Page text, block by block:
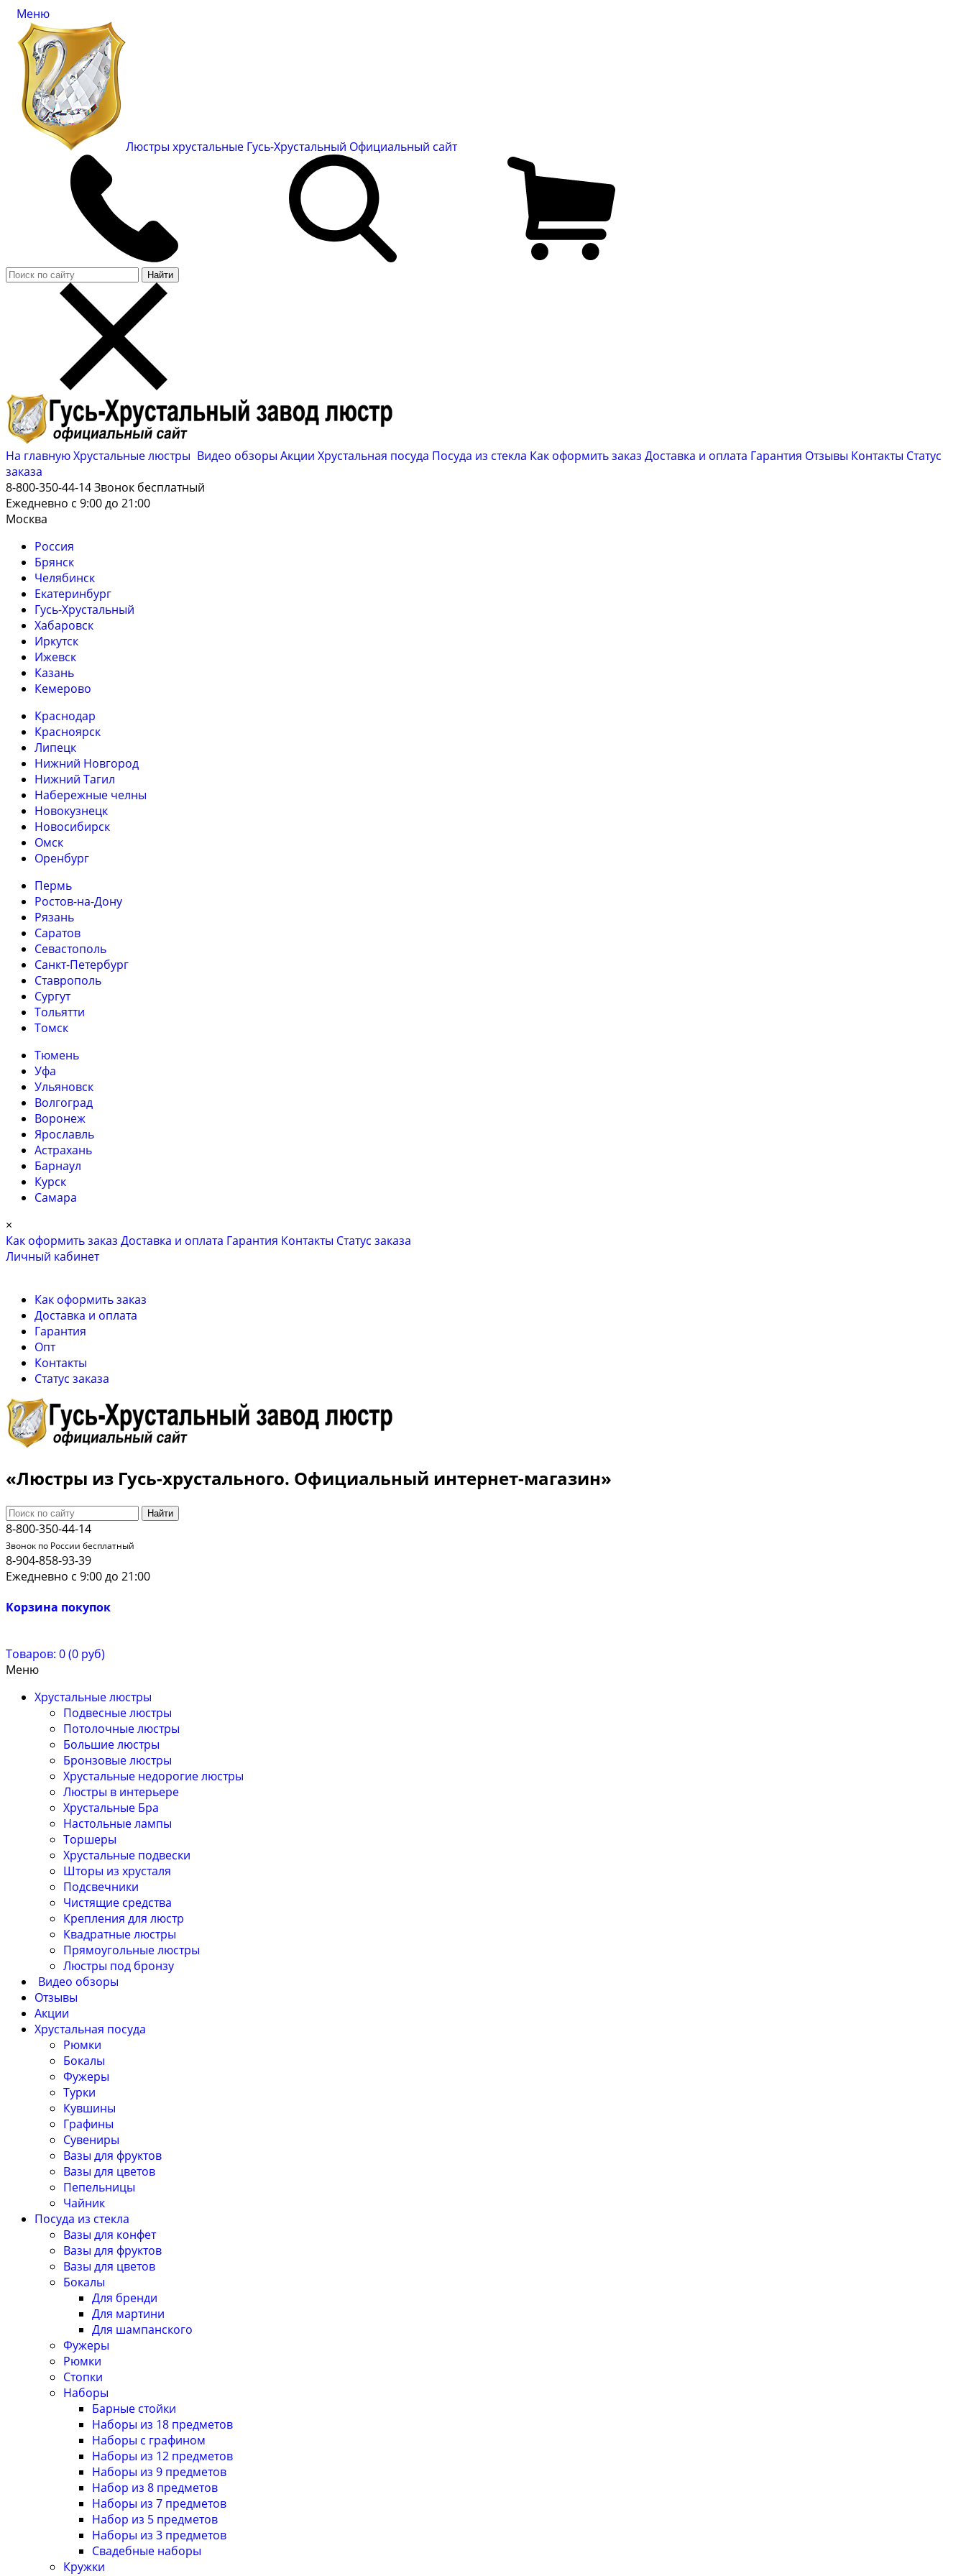
Меню
Люстры хрустальные Гусь-Хрустальный Официальный сайт
Найти
На главнуюХрустальные люстры Видео обзоры Акции Хрустальная посуда Посуда из стекла Как оформить заказ Доставка и оплата Гарантия Отзывы Контакты Cтатус
заказа
8-800-350-44-14Звонок бесплатный
Ежедневно с 9:00 до 21:00
Москва
Россия
Брянск
Челябинск
Екатеринбург
Гусь-Хрустальный
Хабаровск
Иркутск
Ижевск
Казань
Кемерово
Краснодар
Красноярск
Липецк
Нижний Новгород
Нижний Тагил
Набережные челны
Новокузнецк
Новосибирск
Омск
Оренбург
Пермь
Ростов-на-Дону
Рязань
Саратов
Севастополь
Санкт-Петербург
Ставрополь
Сургут
Тольятти
Томск
Тюмень
Уфа
Ульяновск
Волгоград
Воронеж
Ярославль
Астрахань
Барнаул
Курск
Самара
×
Как оформить заказ Доставка и оплата Гарантия Контакты Cтатус заказа
Личный кабинет
Как оформить заказ
Доставка и оплата
Гарантия
Опт
Контакты
Cтатус заказа
«Люстры из Гусь-хрустального. Официальный интернет-магазин»
Найти
8-800-350-44-14
Звонок по России бесплатный
8-904-858-93-39
Ежедневно с 9:00 до 21:00
Корзина покупок
Товаров: 0 (0 руб)
Меню
Хрустальные люстры
Подвесные люстры
Потолочные люстры
Большие люстры
Бронзовые люстры
Хрустальные недорогие люстры
Люстры в интерьере
Хрустальные Бра
Настольные лампы
Торшеры
Хрустальные подвески
Шторы из хрусталя
Подсвечники
Чистящие средства
Крепления для люстр
Квадратные люстры
Прямоугольные люстры
Люстры под бронзу
Видео обзоры
Отзывы
Акции
Хрустальная посуда
Рюмки
Бокалы
Фужеры
Турки
Кувшины
Графины
Сувениры
Вазы для фруктов
Вазы для цветов
Пепельницы
Чайник
Посуда из стекла
Вазы для конфет
Вазы для фруктов
Вазы для цветов
Бокалы
Для бренди
Для мартини
Для шампанского
Фужеры
Рюмки
Стопки
Наборы
Барные стойки
Наборы из 18 предметов
Наборы с графином
Наборы из 12 предметов
Наборы из 9 предметов
Набор из 8 предметов
Наборы из 7 предметов
Набор из 5 предметов
Наборы из 3 предметов
Свадебные наборы
Кружки